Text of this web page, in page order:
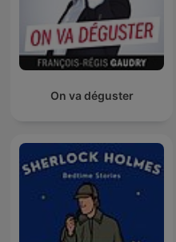
On va déguster